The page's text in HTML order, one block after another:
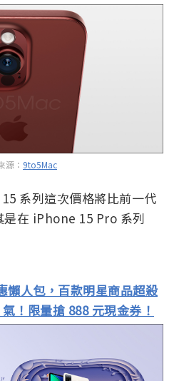
源： 9to5Mac
系列這次價格將比前一代
是在 iPhone 15 Pro 系列
懶人包，百款明星商品超殺
！限量搶 888 元現金券！